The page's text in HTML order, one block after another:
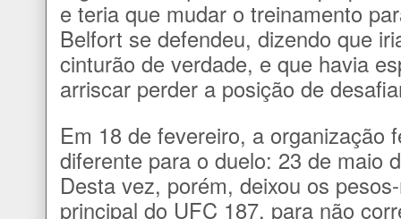
e teria que mudar o treinamento
Belfort se defendeu, dizendo que
cinturão de verdade, e que havia
arriscar perder a posição de
Em 18 de fevereiro, a organização
diferente para o duelo: 23 de maio
Desta vez, porém, deixou os
principal do UFC 187, para não